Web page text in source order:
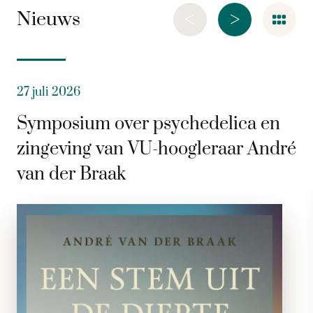
Nieuws >
<
27 juli 2026
Symposium over psychedelica en
zingeving van VU-hoogleraar André
van der Braak